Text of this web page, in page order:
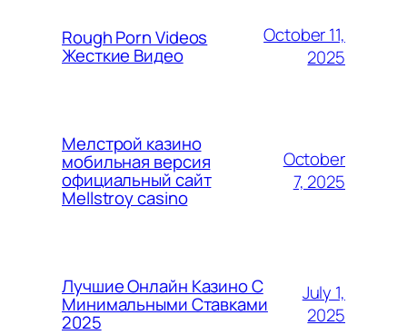
Rough Porn Videos
Жесткие Видео
October 11,
2025
Мелстрой казино
мобильная версия
официальный сайт
Mellstroy casino
October
7, 2025
Лучшие Онлайн Казино С
Минимальными Ставками
2025
July 1,
2025